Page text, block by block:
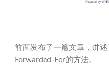
前面发布了一篇文章，讲
Forwarded-For的方法。